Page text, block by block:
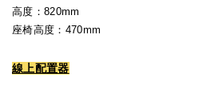
高度：820mm
座椅高度：470mm
線上配置器